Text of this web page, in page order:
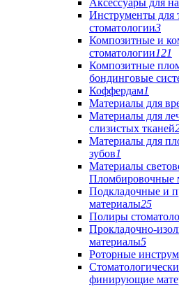
Аксессуары для
Инструменты для
стоматологии3
Композитные и
стоматологии121
Композитные
бондинговые
Коффердам1
Материалы для
Материалы для
слизистых тканей
Материалы для
зубов1
Материалы
Пломбировочные
Подкладочные и
материалы25
Полиры
Прокладочно-
материалы5
Роторные
финирующие